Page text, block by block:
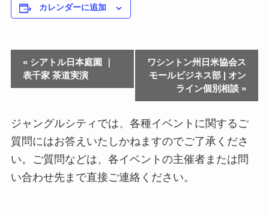
カレンダーに追加
«シアトル日本庭園 ｜
表千家 茶道実演
ワシントン州日米協会ス
モールビジネス部 | オン
ライン個別相談 »
ジャングルシティでは、各種イベントに関するご
質問にはお答えいたしかねますのでご了承くださ
い。ご質問などは、各イベントの主催者または問
い合わせ先まで直接ご連絡ください。